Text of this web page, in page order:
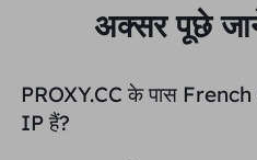
अक्सर पूछे
PROXY.CC के पास
IP हैं?